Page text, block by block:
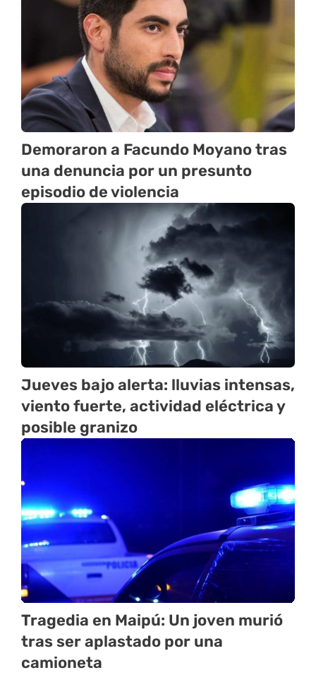
Demoraron a Facundo Moyano tras
una denuncia por un presunto
episodio de violencia
Jueves bajo alerta: lluvias intensas,
viento fuerte, actividad eléctrica y
posible granizo
Tragedia en Maipú: Un joven murió
tras ser aplastado por una
camioneta